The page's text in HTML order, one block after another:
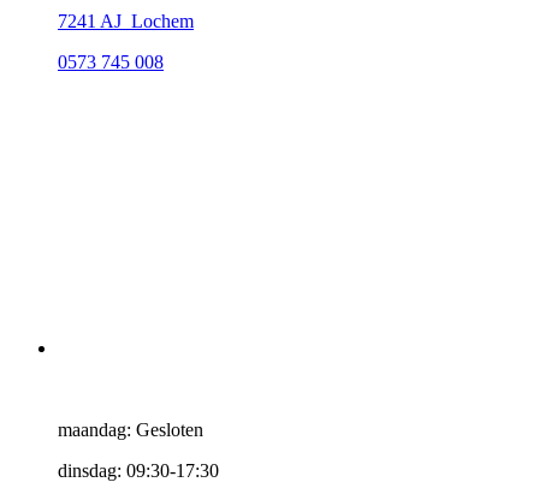
7241 AJ Lochem
0573 745 008
maandag: Gesloten
dinsdag: 09:30-17:30